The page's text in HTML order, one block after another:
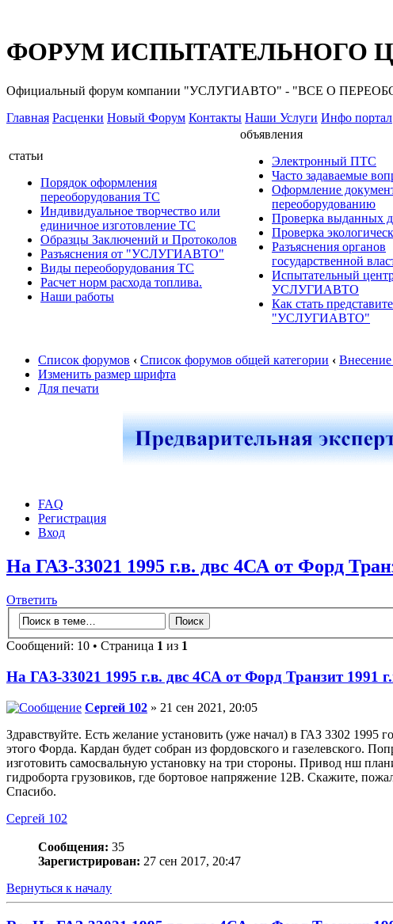
ФОРУМ ИСПЫТАТЕЛЬНОГО
Официальный форум компании "УСЛУГИАВТО" - "ВСЕ О
Главная Расценки Новый Форум Контакты Наши Услуги Инфо портал
статьи
Порядок оформления
переоборудования ТС
Индивидуальное творчество или
единичное изготовление ТС
Образцы Заключений и Протоколов
Разъяснения от "УСЛУГИАВТО"
Виды переоборудования ТС
Расчет норм расхода топлива.
Наши работы
объявления
Электронный ПТС
Часто задаваемые
Оформление
переоборудованию
Проверка выданных
Проверка
Разъяснения органов
государственной
Испытательный
УСЛУГИАВТО
Как стать
"УСЛУГИАВТО"
Список форумов ‹ Список форумов общей категории ‹
Изменить размер шрифта
Для печати
FAQ
Регистрация
Вход
На ГАЗ-33021 1995 г.в. двс 4СА от Форд
Ответить
Сообщений: 10 • Страница 1 из 1
На ГАЗ-33021 1995 г.в. двс 4СА от Форд Транзит 1991
Сергей 102 » 21 сен 2021, 20:05
Здравствуйте. Есть желание установить (уже начал) в ГАЗ 3302
этого Форда. Кардан будет собран из фордовского и газелевского.
изготовить самосвальную установку на три стороны. Привод нш
гидроборта грузовиков, где бортовое напряжение 12В. Скажите,
Спасибо.
Сергей 102
Сообщения: 35
Зарегистрирован: 27 сен 2017, 20:47
Вернуться к началу